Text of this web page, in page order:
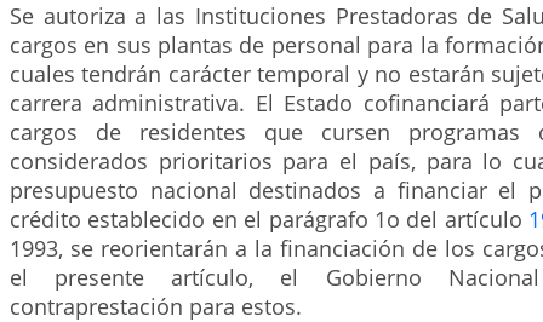
Se autoriza a las Instituciones Prestadoras de
cargos en sus plantas de personal para la
cuales tendrán carácter temporal y no estarán
carrera administrativa. El Estado cofinanciará
cargos de residentes que cursen programas
considerados prioritarios para el país, para lo
presupuesto nacional destinados a financiar el
crédito establecido en el parágrafo 1o del artículo
1993, se reorientarán a la financiación de los
el presente artículo, el Gobierno
contraprestación para estos.